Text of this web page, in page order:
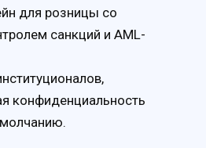
для розницы со
санкций и AML-
конфиденциальность